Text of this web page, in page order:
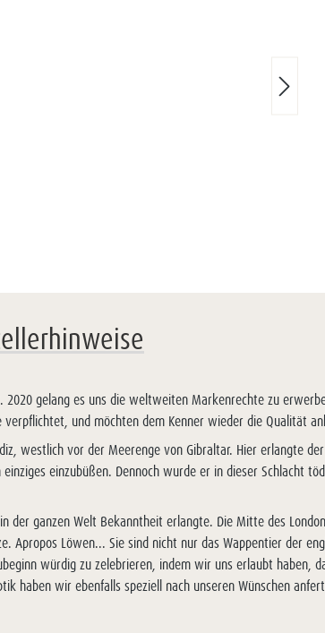
gelang es uns die weltweiten Markenrechte zu
und möchten dem Kenner wieder die Qualität
westlich vor der Meerenge von Gibraltar. Hier erlangte
einzubüßen. Dennoch wurde er in dieser Schlacht
der ganzen Welt Bekanntheit erlangte. Die Mitte des
Löwen... Sie sind nicht nur das Wappentier der
würdig zu zelebrieren, indem wir uns erlaubt haben,
haben wir ebenfalls speziell nach unseren Wünschen